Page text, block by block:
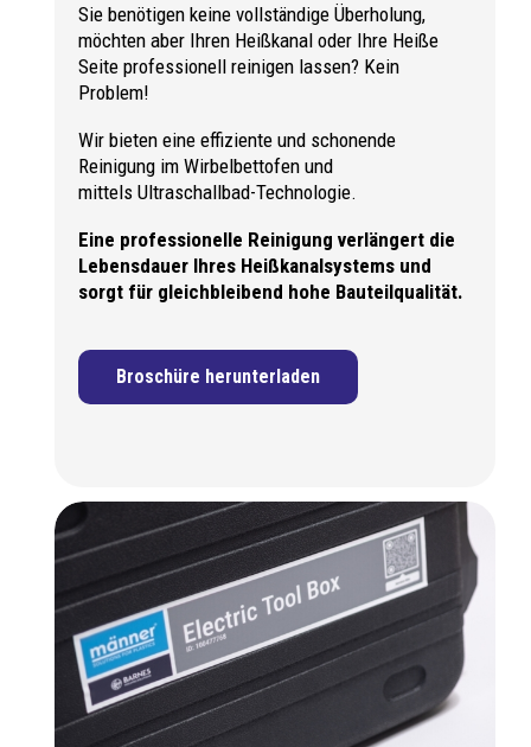
Sie benötigen keine vollständige Überholung,
möchten aber Ihren Heißkanal oder Ihre Heiße
Seite professionell reinigen lassen? Kein
Problem!
Wir bieten eine effiziente und schonende
Reinigung im Wirbelbettofen und
mittels Ultraschallbad-Technologie.
Eine professionelle Reinigung verlängert die
Lebensdauer Ihres Heißkanalsystems und
sorgt für gleichbleibend hohe Bauteilqualität.
Broschüre herunterladen